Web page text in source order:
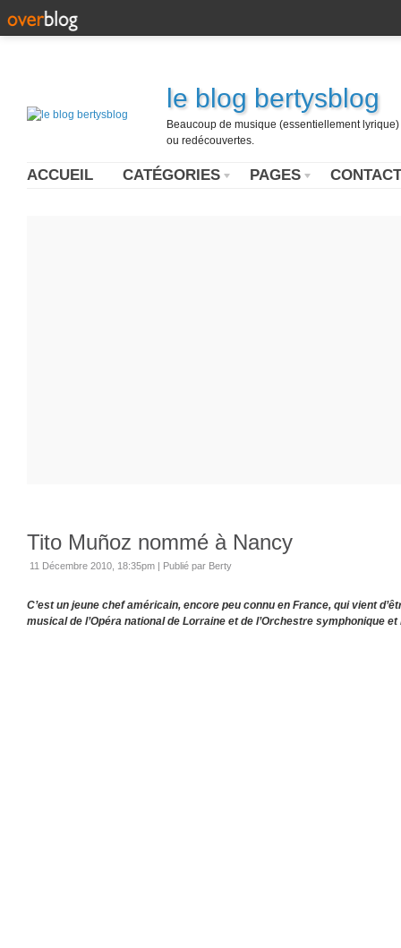
le blog bertysblog
Beaucoup de musique (essentiellement
ou redécouvertes.
ACCUEIL CATÉGORIES PAGES CONTACT
Tito Muñoz nommé à Nancy
11 Décembre 2010, 18:35pm | Publié par Berty
C’est un jeune chef américain, encore peu connu en France, qui vient
musical de l’Opéra national de Lorraine et de l’Orchestre symphonique